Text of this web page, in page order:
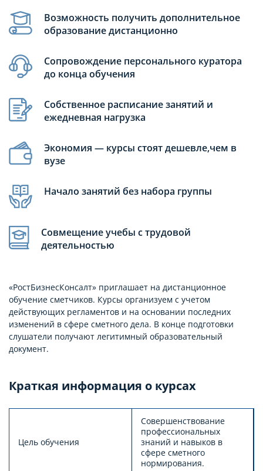
Возможность получить дополнительное
образование дистанционно
Сопровождение персонального куратора
до конца обучения
Собственное расписание занятий и
ежедневная нагрузка
Экономия — курсы стоят дешевле,чем в
вузе
Начало занятий без набора группы
Совмещение учебы с трудовой
деятельностью
«РостБизнесКонсалт» приглашает на дистанционное
обучение сметчиков. Курсы организуем с учетом
действующих регламентов и на основании последних
изменений в сфере сметного дела. В конце подготовки
слушатели получают легитимный образовательный
документ.
Краткая информация о курсах
Цель обучения
Совершенствование
профессиональных
знаний и навыков в
сфере сметного
нормирования.